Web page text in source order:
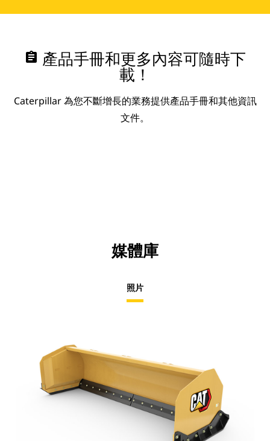
assignment 產品手冊和更多內容可隨時下
載！
Caterpillar 為您不斷增長的業務提供產品手冊和其他資訊
文件。
媒體庫
照片